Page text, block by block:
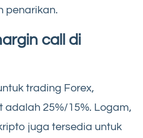
penarikan.
call di
trading Forex,
25%/15%. Logam,
juga tersedia untuk